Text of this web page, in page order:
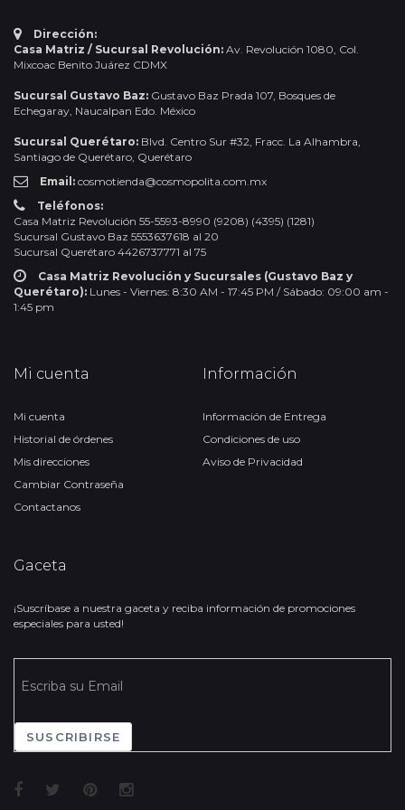
Dirección:
Casa Matriz / Sucursal Revolución: Av. Revolución 1080, Col.
Mixcoac Benito Juárez CDMX
Sucursal Gustavo Baz: Gustavo Baz Prada 107, Bosques de
Echegaray, Naucalpan Edo. México
Sucursal Querétaro: Blvd. Centro Sur #32, Fracc. La Alhambra,
Santiago de Querétaro, Querétaro
Email: cosmotienda@cosmopolita.com.mx
Teléfonos:
Casa Matriz Revolución 55-5593-8990 (9208) (4395) (1281)
Sucursal Gustavo Baz 5553637618 al 20
Sucursal Querétaro 4426737771 al 75
Casa Matriz Revolución y Sucursales (Gustavo Baz y
Querétaro): Lunes - Viernes: 8:30 AM - 17:45 PM / Sábado: 09:00 am -
1:45 pm
Mi cuenta
Mi cuenta
Historial de órdenes
Mis direcciones
Cambiar Contraseña
Contactanos
Información
Información de Entrega
Condiciones de uso
Aviso de Privacidad
Gaceta
¡Suscríbase a nuestra gaceta y reciba información de promociones
especiales para usted!
SUSCRIBIRSE